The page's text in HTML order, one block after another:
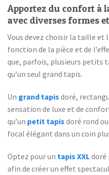
Apportez du confort à
avec diverses formes
Vous devez choisir la taille et
fonction de la pièce et de
que, parfois, plusieurs petits
qu’un seul grand tapis.
Un grand tapis doré,
sensation de luxe et de
qu’un petit tapis doré rond
focal élégant dans un coin
Optez pour un tapis XXLdoré
afin de créer un effet